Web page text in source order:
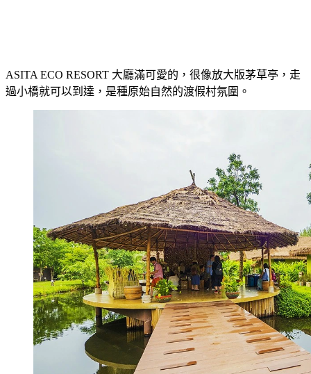
ASITA ECO RESORT 大廳滿可愛的，很像放大版茅草亭，走
過小橋就可以到達，是種原始自然的渡假村氛圍。